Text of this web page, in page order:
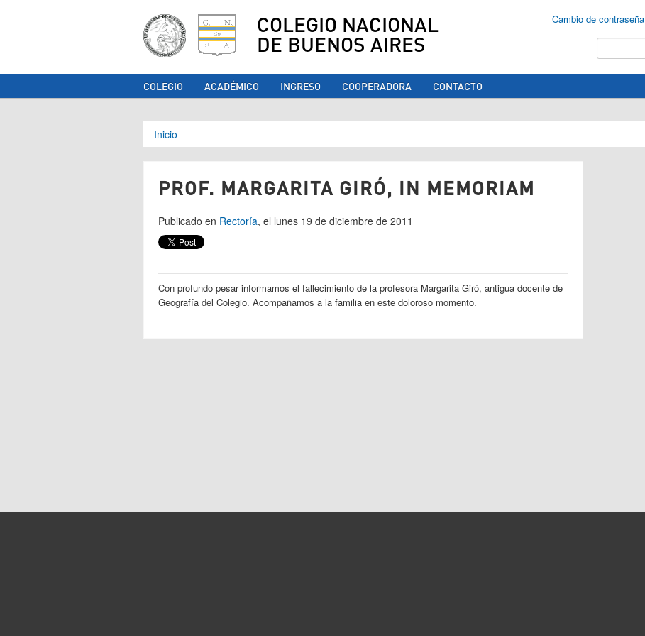
COLEGIO NACIONAL
DE BUENOS AIRES
Cambio de contraseña
COLEGIO ACADÉMICO INGRESO COOPERADORA CONTACTO
Se encuentra usted aquí
Inicio
PROF. MARGARITA GIRÓ, IN MEMORIAM
Publicado en Rectoría, el lunes 19 de diciembre de 2011
Con profundo pesar informamos el fallecimiento de la profesora Margarita Giró, antigua docente de
Geografía del Colegio. Acompañamos a la familia en este doloroso momento.